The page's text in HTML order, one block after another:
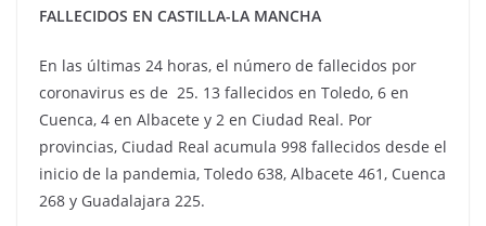
FALLECIDOS EN CASTILLA-LA MANCHA
En las últimas 24 horas, el número de fallecidos por
coronavirus es de 25. 13 fallecidos en Toledo, 6 en
Cuenca, 4 en Albacete y 2 en Ciudad Real. Por
provincias, Ciudad Real acumula 998 fallecidos desde el
inicio de la pandemia, Toledo 638, Albacete 461, Cuenca
268 y Guadalajara 225.